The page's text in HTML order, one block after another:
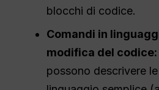
blocchi di codice.
Comandi in
modifica del codice:
possono descrivere